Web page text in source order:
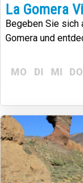
La Gomera
Begeben Sie sich
Gomera und
MO
DI MI DO